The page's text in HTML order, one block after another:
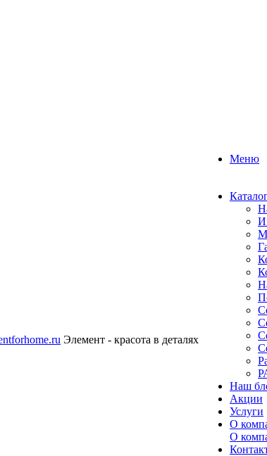
Элемент - красота в деталях
Меню
Наш
Акции
Услуги
О
О